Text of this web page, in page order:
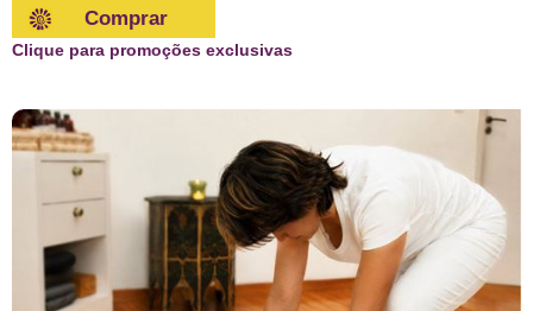
Comprar
Clique para promoções exclusivas